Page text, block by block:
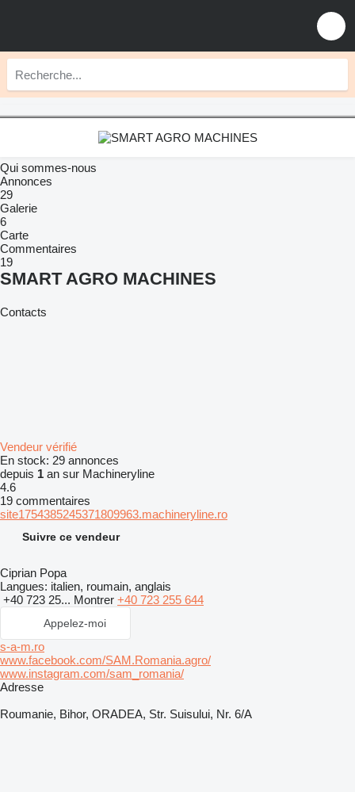
Qui sommes-nous
Annonces
29
Galerie
6
Carte
Commentaires
19
SMART AGRO MACHINES
Contacts
Vendeur vérifié
En stock: 29 annonces
depuis 1 an sur Machineryline
4.6
19 commentaires
site1754385245371809963.machineryline.ro
Suivre ce vendeur
Ciprian Popa
Langues: italien, roumain, anglais
+40 723 25... Montrer +40 723 255 644
Appelez-moi
s-a-m.ro
www.facebook.com/SAM.Romania.agro/
www.instagram.com/sam_romania/
Adresse
Roumanie, Bihor, ORADEA, Str. Suisului, Nr. 6/A